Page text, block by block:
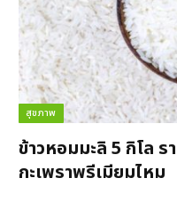
สุขภาพ
ข้าวหอมมะลิ 5 กิโล
กะเพราพรีเมียมไหม